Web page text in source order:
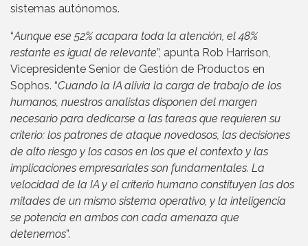
sistemas autónomos.
“Aunque ese 52% acapara toda la atención, el 48%
restante es igual de relevante”, apunta Rob Harrison,
Vicepresidente Senior de Gestión de Productos en
Sophos. “Cuando la IA alivia la carga de trabajo de los
humanos, nuestros analistas disponen del margen
necesario para dedicarse a las tareas que requieren su
criterio: los patrones de ataque novedosos, las decisiones
de alto riesgo y los casos en los que el contexto y las
implicaciones empresariales son fundamentales. La
velocidad de la IA y el criterio humano constituyen las dos
mitades de un mismo sistema operativo, y la inteligencia
se potencia en ambos con cada amenaza que
detenemos”.